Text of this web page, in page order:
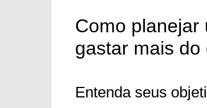
Como planejar
gastar mais
Entenda seus